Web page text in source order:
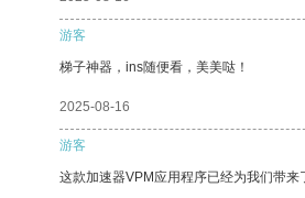
游客
梯子神器，ins随便看，美美哒！
2025-08-16
游客
这款加速器VPM应用程序已经为我们带来